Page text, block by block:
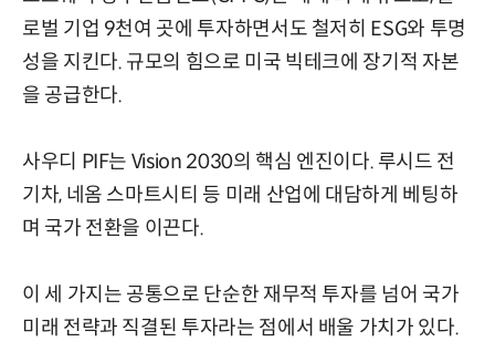
로벌 기업 9천여 곳에 투자하면서도 철저히 ESG와 투명
성을 지킨다. 규모의 힘으로 미국 빅테크에 장기적 자본
을 공급한다.
사우디 PIF는 Vision 2030의 핵심 엔진이다. 루시드 전
기차, 네옴 스마트시티 등 미래 산업에 대담하게 베팅하
며 국가 전환을 이끈다.
이 세 가지는 공통으로 단순한 재무적 투자를 넘어 국가
미래 전략과 직결된 투자라는 점에서 배울 가치가 있다.